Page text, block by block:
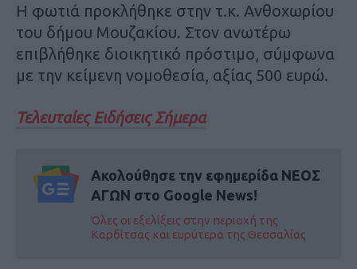
Η φωτιά προκλήθηκε στην τ.κ. Ανθοχωρίου
του δήμου Μουζακίου. Στον ανωτέρω
επιβλήθηκε διοικητικό πρόστιμο, σύμφωνα
με την κείμενη νομοθεσία, αξίας 500 ευρώ.
Τελευταίες Ειδήσεις Σήμερα
Ακολούθησε την εφημερίδα ΝΕΟΣ
ΑΓΩΝ στο Google News!
Όλες οι εξελίξεις στην περιοχή της
Καρδίτσας και ευρύτερα της Θεσσαλίας